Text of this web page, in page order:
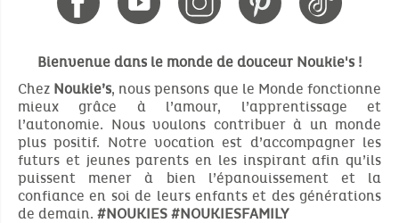
Bienvenue dans le monde de douceur Noukie's !
Chez Noukie’s, nous pensons que le Monde fonctionne
mieux grâce à l’amour, l’apprentissage et
l’autonomie. Nous voulons contribuer à un monde
plus positif. Notre vocation est d’accompagner les
futurs et jeunes parents en les inspirant afin qu’ils
puissent mener à bien l’épanouissement et la
confiance en soi de leurs enfants et des générations
de demain. #NOUKIES #NOUKIESFAMILY